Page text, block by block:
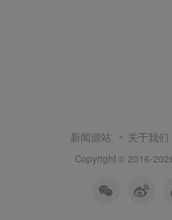
新闻源站 关于我们
Copyright © 2016-